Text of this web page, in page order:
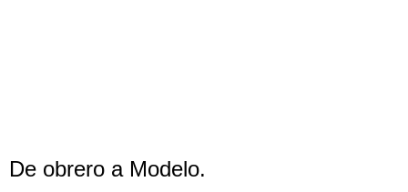
De obrero a Modelo.